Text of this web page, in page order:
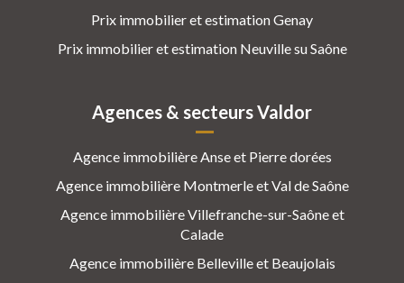
Prix immobilier et estimation Genay
Prix immobilier et estimation Neuville su Saône
Agences & secteurs Valdor
Agence immobilière Anse et Pierre dorées
Agence immobilière Montmerle et Val de Saône
Agence immobilière Villefranche-sur-Saône et
Calade
Agence immobilière Belleville et Beaujolais